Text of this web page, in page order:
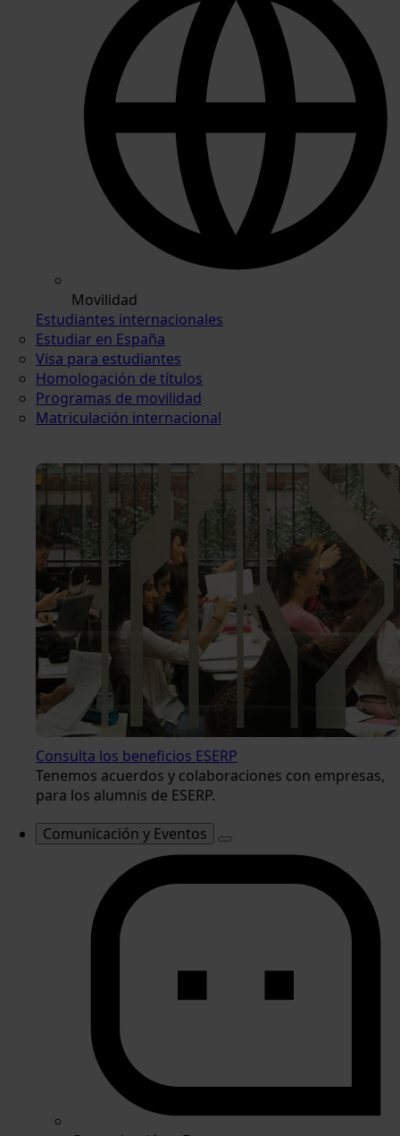
Movilidad
Estudiantes internacionales
Estudiar en España
Visa para estudiantes
Homologación de títulos
Programas de movilidad
Matriculación internacional
Consulta los beneficios ESERP
Tenemos acuerdos y colaboraciones con empresas,
para los alumnis de ESERP.
Comunicación y Eventos